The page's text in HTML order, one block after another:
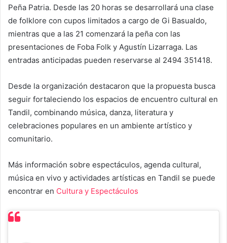
Peña Patria. Desde las 20 horas se desarrollará una clase
de folklore con cupos limitados a cargo de Gi Basualdo,
mientras que a las 21 comenzará la peña con las
presentaciones de Foba Folk y Agustín Lizarraga. Las
entradas anticipadas pueden reservarse al 2494 351418.
Desde la organización destacaron que la propuesta busca
seguir fortaleciendo los espacios de encuentro cultural en
Tandil, combinando música, danza, literatura y
celebraciones populares en un ambiente artístico y
comunitario.
Más información sobre espectáculos, agenda cultural,
música en vivo y actividades artísticas en Tandil se puede
encontrar en Cultura y Espectáculos